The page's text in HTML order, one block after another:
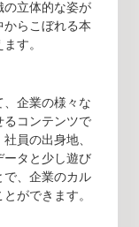
の立体的な姿が
らこぼれる本
す。
企業の様々な
るコンテンツで
員の出身地、
ータと少し遊び
で、企業のカル
ができます。